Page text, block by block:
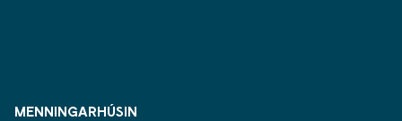
MENNINGARHÚSIN